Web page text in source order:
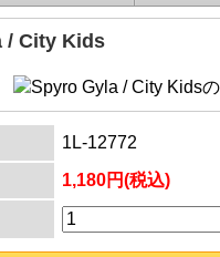
/ City Kids
1L-12772
1,180円(税込)